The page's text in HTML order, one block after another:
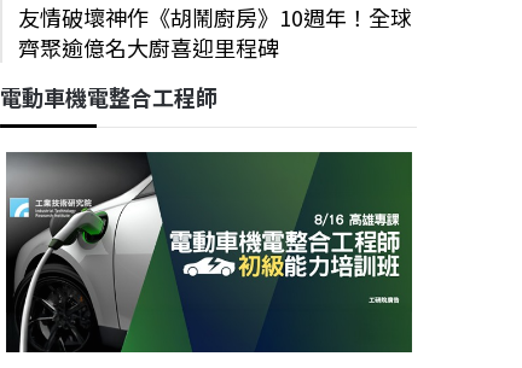
友情破壞神作《胡鬧廚房》10週年！全球
齊聚逾億名大廚喜迎里程碑
電動車機電整合工程師